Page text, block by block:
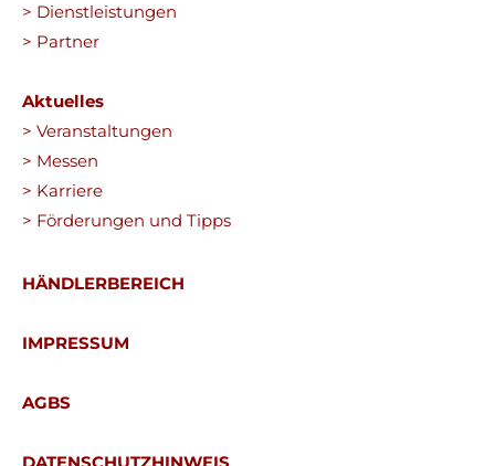
> Dienstleistungen
> Partner
Aktuelles
> Veranstaltungen
> Messen
> Karriere
> Förderungen und Tipps
HÄNDLERBEREICH
IMPRESSUM
AGBS